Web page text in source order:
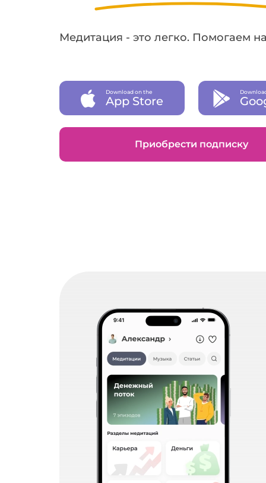
Медитация - это легко. Помогаем
Download on the
App Store
Приобрести подписку